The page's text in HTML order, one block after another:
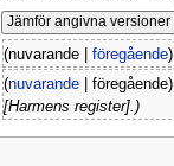
(nuvarande | föregående)
(nuvarande| föregående)
[Harmens register].)